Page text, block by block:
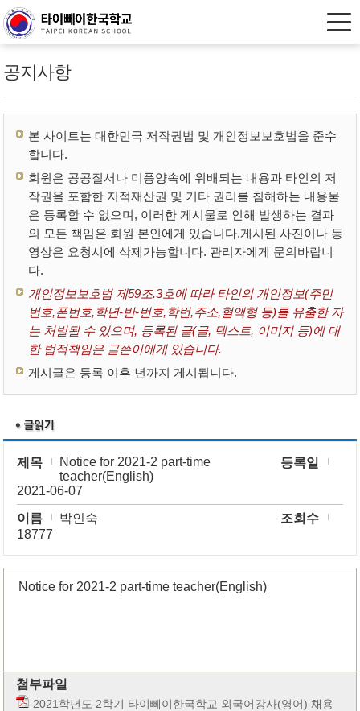
공지사항
본 사이트는 대한민국 저작권법 및 개인정보보호법을 준수
합니다.
회원은 공공질서나 미풍양속에 위배되는 내용과 타인의 저
작권을 포함한 지적재산권 및 기타 권리를 침해하는 내용물
은 등록할 수 없으며, 이러한 게시물로 인해 발생하는 결과
의 모든 책임은 회원 본인에게 있습니다.게시된 사진이나 동
영상은 요청시에 삭제가능합니다. 관리자에게 문의바랍니
다.
개인정보보호법 제59조.3호에 따라 타인의 개인정보(주민
번호,폰번호,학년-반-번호,학번,주소,혈액형 등)를 유출한 자
는 처벌될 수 있으며, 등록된 글(글, 텍스트, 이미지 등)에 대
한 법적책임은 글쓴이에게 있습니다.
게시글은 등록 이후 년까지 게시됩니다.
제목
Notice for 2021-2 part-time
teacher(English)
등록일
2021-06-07
이름
박인숙
조회수
18777
Notice for 2021-2 part-time teacher(English)
첨부파일
2021학년도 2학기 타이뻬이한국학교 외국어강사(영어) 채용